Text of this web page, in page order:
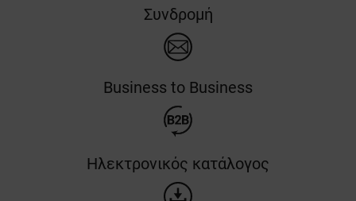
Συνδρομή
Business to Business
Ηλεκτρονικός κατάλογος